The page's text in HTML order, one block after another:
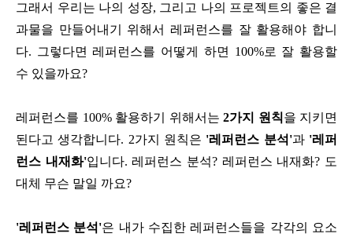
그래서 우리는 나의 성장, 그리고 나의 프로젝트의 좋은 결
과물을 만들어내기 위해서 레퍼런스를 잘 활용해야 합니
다. 그렇다면 레퍼런스를 어떻게 하면 100%로 잘 활용할
수 있을까요?
레퍼런스를 100% 활용하기 위해서는 2가지 원칙을 지키면
된다고 생각합니다. 2가지 원칙은 '레퍼런스 분석'과'레퍼
런스 내재화'입니다. 레퍼런스 분석? 레퍼런스 내재화? 도
대체 무슨 말일 까요?
'레퍼런스 분석'은 내가 수집한 레퍼런스들을 각각의 요소